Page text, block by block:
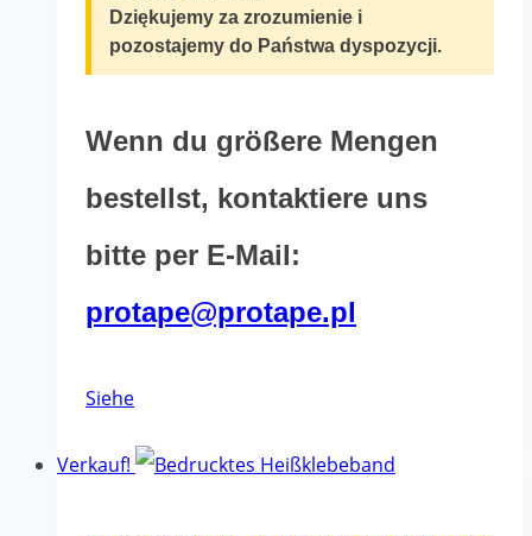
Dziękujemy za zrozumienie i
pozostajemy do Państwa dyspozycji.
Wenn du größere Mengen
bestellst, kontaktiere uns
bitte per E-Mail:
protape@protape.pl
SieheDieses
hat
Verkauf!